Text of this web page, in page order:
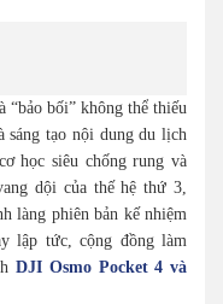
“bảo bối” không thể thiếu
sáng tạo nội dung du lịch
học siêu chống rung và
dội của thế hệ thứ 3,
làng phiên bản kế nhiệm
lập tức, cộng đồng làm
DJI Osmo Pocket 4 và